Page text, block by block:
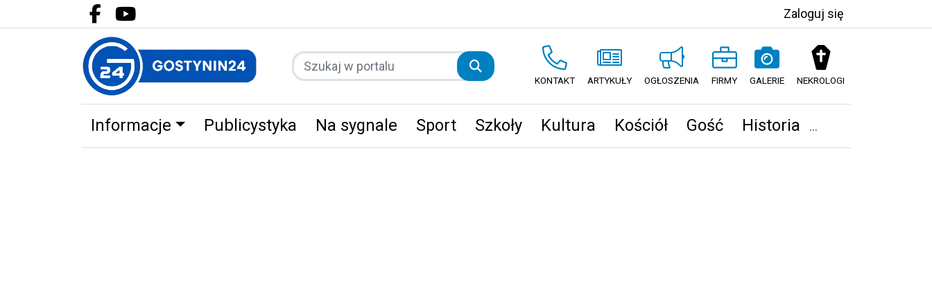
Facebook.com
Youtube.com Zaloguj się
KONTAKT ARTYKUŁY OGŁOSZENIA FIRMY GALERIE NEKROLOGI
Informacje Publicystyka Na sygnale Sport Szkoły Kultura Kościół Gość Historia